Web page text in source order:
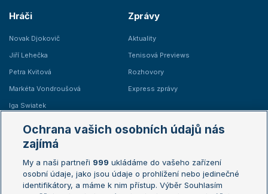
Hráči
Novak Djokovič
Jiří Lehečka
Petra Kvitová
Markéta Vondroušová
Iga Swiatek
Zprávy
Aktuality
Tenisová Previews
Rozhovory
Express zprávy
Žebříčky
Žebříček ATP (muži)
Žebříček WTA (ženy)
Australian Open
French Open
Ochrana vašich osobních údajů nás
zajímá
My a naši partneři 999 ukládáme do vašeho zařízení
osobní údaje, jako jsou údaje o prohlížení nebo jedinečné
identifikátory, a máme k nim přístup. Výběr Souhlasím